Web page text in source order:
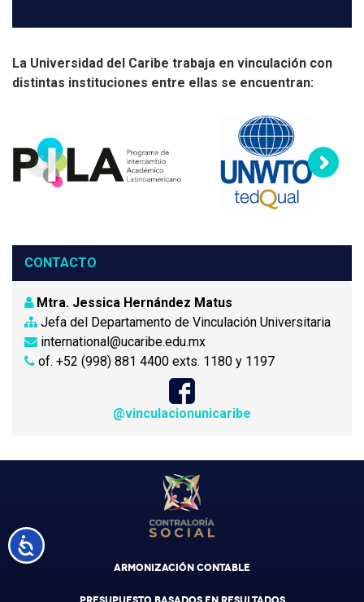
Accesibilidad
La Universidad del Caribe trabaja en vinculación con
distintas instituciones entre ellas se encuentran:
CONTACTO
Mtra. Jessica Hernández Matus
Jefa del Departamento de Vinculación Universitaria
international@ucaribe.edu.mx
of. +52 (998) 881 4400 exts. 1180 y 1197
@vinculacionunicaribe
ARMONIZACIÓN CONTABLE